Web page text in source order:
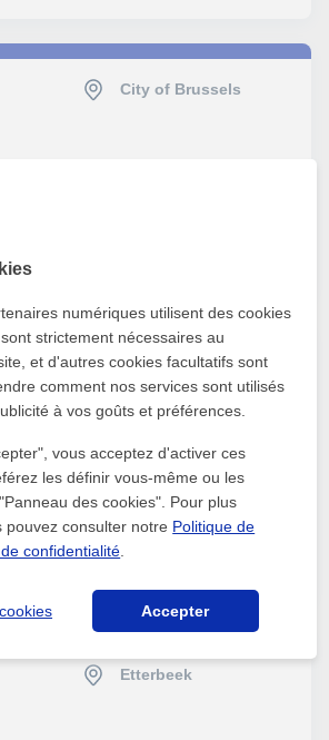
City of Brussels
City of Brussels
tutor please send a message so we
Etterbeek
numériques utilisent des cookies
strictement nécessaires au
et d'autres cookies facultatifs sont
comment nos services sont utilisés
à vos goûts et préférences.
vous acceptez d'activer ces
les définir vous-même ou les
des cookies". Pour plus
pouvez consulter notre Politique de
confidentialité
Accepter